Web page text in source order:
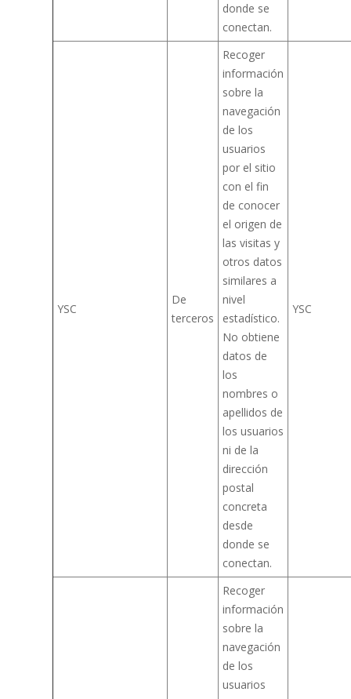
donde se
conectan.
YSC
De
terceros
Recoger
información
sobre la
navegación
de los
usuarios
por el sitio
con el fin
de conocer
el origen de
las visitas y
otros datos
similares a
nivel
estadístico.
No obtiene
datos de
los
nombres o
apellidos de
los usuarios
ni de la
dirección
postal
concreta
desde
donde se
conectan.
YSC
Recoger
información
sobre la
navegación
de los
usuarios